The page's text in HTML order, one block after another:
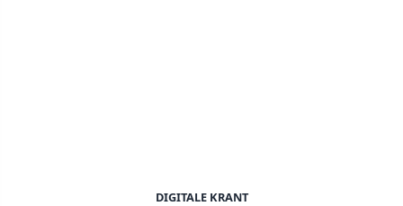
DIGITALE KRANT